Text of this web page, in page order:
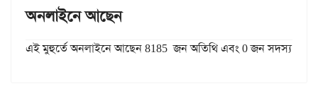
অনলাইনে আছেন
এই মুহুর্তে অনলাইনে আছেন 8185 জন অতিথি এবং 0 জন সদস্য